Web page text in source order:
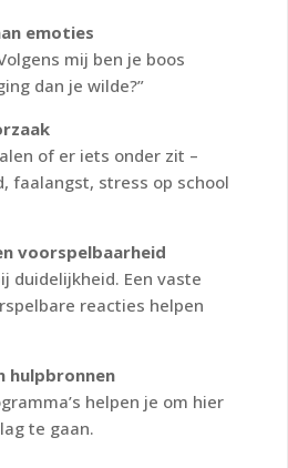
emoties
mij ben je boos
dan je wilde?”
of er iets onder zit –
faalangst, stress op school
voorspelbaarheid
duidelijkheid. Een vaste
reacties helpen
hulpbronnen
helpen je om hier
te gaan.